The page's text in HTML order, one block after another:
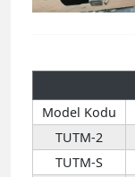
Model Kodu
TUTM-2
TUTM-S